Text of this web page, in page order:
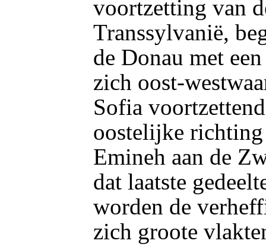
voortzetting van
Transsylvanië,
de Donau met
zich oost-
Sofia
oostelijke
Emineh aan de
dat laatste
worden de
zich groote